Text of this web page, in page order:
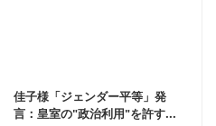
佳子様「ジェンダー平等」発
言：皇室の"政治利用"を許す...